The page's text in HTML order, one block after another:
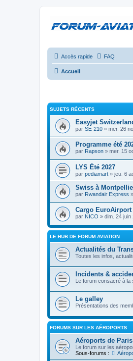
Accès rapide FAQ
Accueil
SUJETS RÉCENTS
Easyjet
par SE-210 » mer. 26
Programme été
par Rapson » mer. 15
LYS Été 2027
par pediamart » jeu. 6
Swiss à
par Rwandair Express
Cargo EuroAirport
par NICO » dim. 24 juin
LE HUB DE FORUM AVIATION
Actualités du
Toutes les infos,
Incidents &
Le forum consacré à la
Le galley
Présentations des
FORUMS SUR LES AÉROPORTS
Aéroports de Paris
Le forum sur les
Sous-forums :